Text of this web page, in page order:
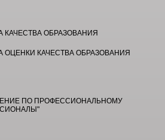
ОБРАЗОВАНИЯ
ОЦЕНКИ КАЧЕСТВА ОБРАЗОВАНИЯ
ПО ПРОФЕССИОНАЛЬНОМУ